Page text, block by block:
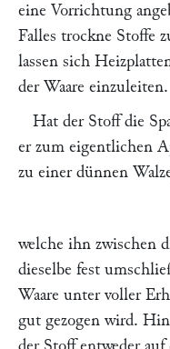
eine Vorrichtung
Falles trockne Stoffe
lassen sich
der Waare einzuleiten.
Hat der Stoff die
er zum eigentlichen
zu einer dünnen
welche ihn zwischen
dieselbe fest
Waare unter voller
gut gezogen wird.